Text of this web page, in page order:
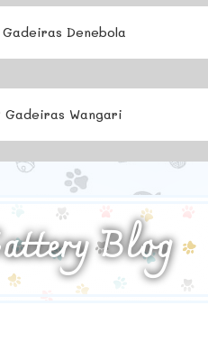
Gadeiras Denebola
Gadeiras Wangari
Desperado CFA.CF
Blog